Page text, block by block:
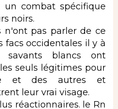
combat spécifique
noirs.
n'ont pas parler de ce
facs occidentales il y à
savants blancs ont
seuls légitimes pour
et des autres et
leur vrai visage.
réactionnaires. le Rn